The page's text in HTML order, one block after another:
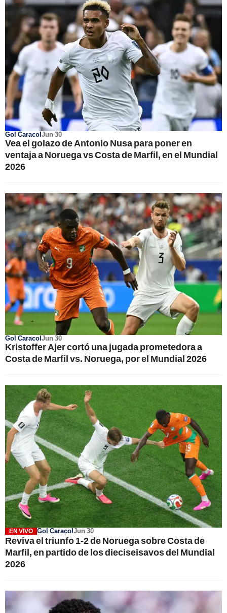
Gol CaracolJun 30
Vea el golazo de Antonio Nusa para poner en
ventaja a Noruega vs Costa de Marfil, en el Mundial
2026
Gol CaracolJun 30
Kristoffer Ajer cortó una jugada prometedora a
Costa de Marfil vs. Noruega, por el Mundial 2026
EN VIVO Gol CaracolJun 30
Reviva el triunfo 1-2 de Noruega sobre Costa de
Marfil, en partido de los dieciseisavos del Mundial
2026